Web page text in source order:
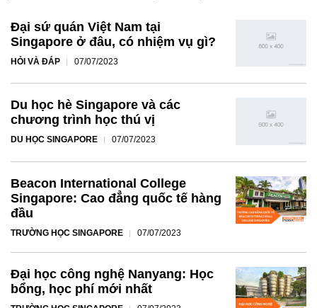
Đại sứ quán Việt Nam tại
Singapore ở đâu, có nhiệm vụ gì?
HỎI VÀ ĐÁP 07/07/2023
Du học hè Singapore và các
chương trình học thú vị
DU HỌC SINGAPORE 07/07/2023
Beacon International College
Singapore: Cao đẳng quốc tế hàng
đầu
TRƯỜNG HỌC SINGAPORE 07/07/2023
Đại học công nghệ Nanyang: Học
bổng, học phí mới nhất